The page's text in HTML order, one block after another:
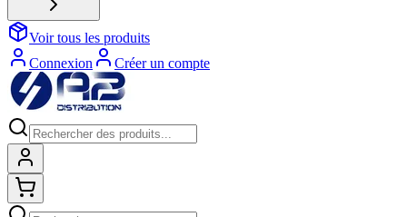
Voir tous les produits
Connexion
Créer un compte